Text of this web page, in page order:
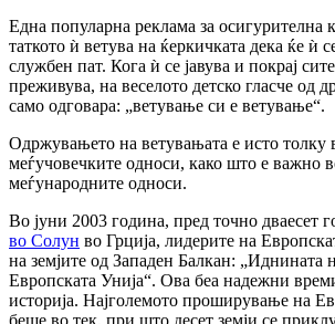
Една популарна реклама за осигурителна
таткото ѝ ветува на ќеркичката дека ќе ѝ
службен пат. Кога ѝ се јавува и покрај
преживува, на веселото детско гласче од
само одговара: „ветување си е ветување“.
Одржувањето на ветувањата е исто толку
меѓучовечките односи, како што е важно
меѓународните односи.
Во јуни 2003 година, пред точно дваесет
во Солун во Грција, лидерите на
на земјите од Западен Балкан: „Иднината
Европската Унија“. Ова беа надежни
историја. Најголемото проширување на
беше во тек, при што десет земји се